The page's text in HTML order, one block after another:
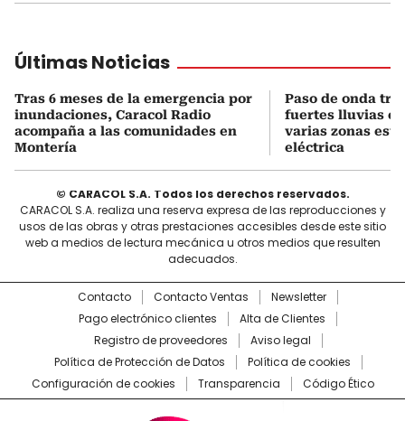
Últimas Noticias
Tras 6 meses de la emergencia por
inundaciones, Caracol Radio
acompaña a las comunidades en
Montería
Paso de onda
fuertes lluvias
varias zonas
eléctrica
© CARACOL S.A. Todos los derechos reservados.
CARACOL S.A. realiza una reserva expresa de las reproducciones y
usos de las obras y otras prestaciones accesibles desde este sitio
web a medios de lectura mecánica u otros medios que resulten
adecuados.
Contacto Contacto Ventas
Newsletter
Pago electrónico clientes
Alta de Clientes
Registro de proveedores
Aviso legal
Política de Protección de Datos
Política de cookies
Configuración de cookies
Transparencia Código Ético